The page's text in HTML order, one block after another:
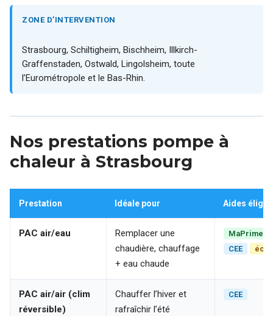
ZONE D’INTERVENTION
Strasbourg, Schiltigheim, Bischheim, Illkirch-
Graffenstaden, Ostwald, Lingolsheim, toute
l’Eurométropole et le Bas-Rhin.
Nos prestations pompe à
chaleur à Strasbourg
Prestation Idéale pour Aides
PAC air/eau
Remplacer une
chaudière, chauffage
+ eau chaude
CEE
PAC air/air (clim
réversible)
Chauffer l’hiver et
rafraîchir l’été
CEE